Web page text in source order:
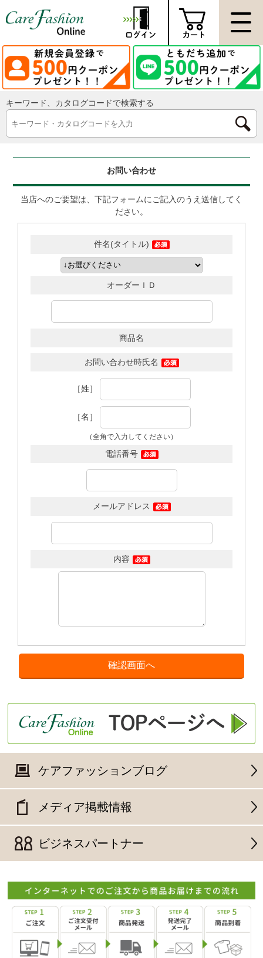
キーワード、カタログコードで検索する
お問い合わせ
当店へのご要望は、下記フォームにご記入のうえ送信してく
ださい。
件名(タイトル)
オーダーＩＤ
商品名
お問い合わせ時氏名
［姓］
［名］
（全角で入力してください）
電話番号
メールアドレス
内容
ケアファッションブログ
メディア掲載情報
ビジネスパートナー